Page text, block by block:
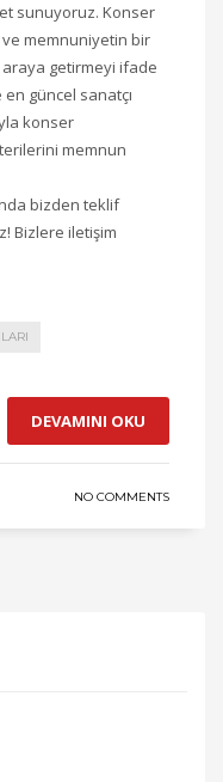
sunuyoruz. Konser
ve memnuniyetin bir
getirmeyi ifade
güncel sanatçı
konser
memnun
bizden teklif
Bizlere iletişim
DEVAMINI OKU
NO COMMENTS